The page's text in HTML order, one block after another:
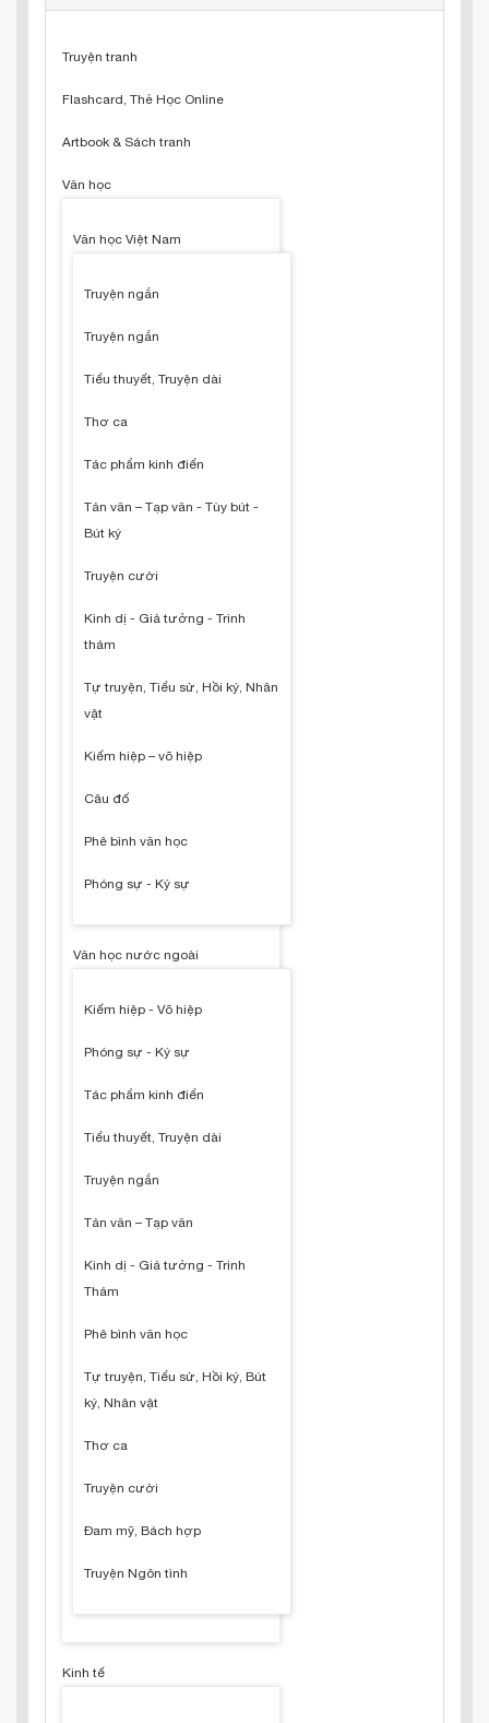
Truyện tranh
Flashcard, Thẻ Học Online
Artbook & Sách tranh
Văn học
Văn học Việt Nam
Truyện ngắn
Truyện ngắn
Tiểu thuyết, Truyện dài
Thơ ca
Tác phẩm kinh điển
Tản văn – Tạp văn - Tùy bút -
Bút ký
Truyện cười
Kinh dị - Giả tưởng - Trinh
thám
Tự truyện, Tiểu sử, Hồi ký, Nhân
vật
Kiếm hiệp – võ hiệp
Câu đố
Phê bình văn học
Phóng sự - Ký sự
Văn học nước ngoài
Kiếm hiệp - Võ hiệp
Phóng sự - Ký sự
Tác phẩm kinh điển
Tiểu thuyết, Truyện dài
Truyện ngắn
Tản văn – Tạp văn
Kinh dị - Giả tưởng - Trinh
Thám
Phê bình văn học
Tự truyện, Tiểu sử, Hồi ký, Bút
ký, Nhân vật
Thơ ca
Truyện cười
Đam mỹ, Bách hợp
Truyện Ngôn tình
Kinh tế